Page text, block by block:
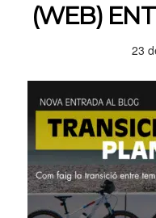
(WEB)
23